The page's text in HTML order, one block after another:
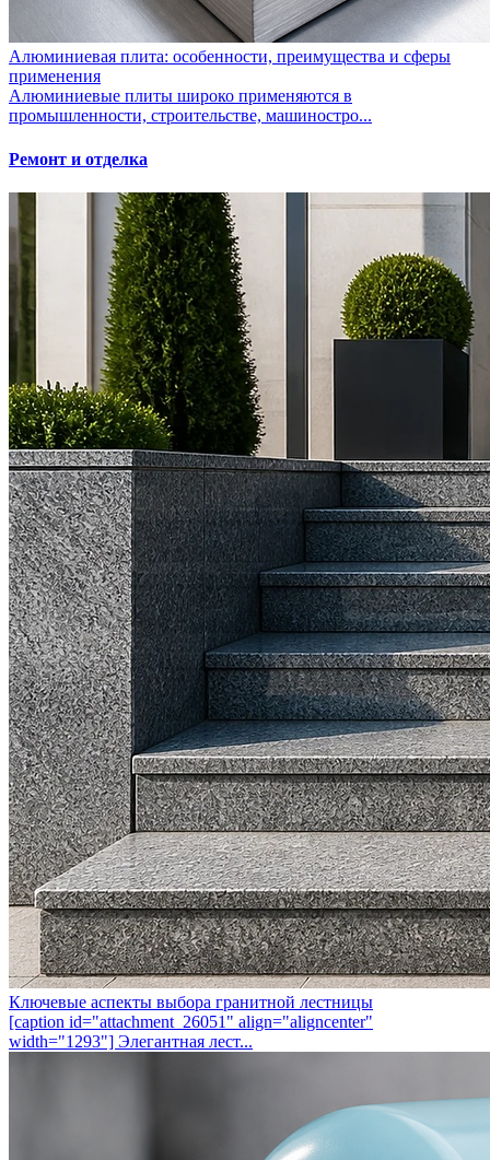
Алюминиевая плита: особенности, преимущества и сферы
применения
Алюминиевые плиты широко применяются в
промышленности, строительстве, машиностро...
Ремонт и отделка
Ключевые аспекты выбора гранитной лестницы
[caption id="attachment_26051" align="aligncenter"
width="1293"] Элегантная лест...